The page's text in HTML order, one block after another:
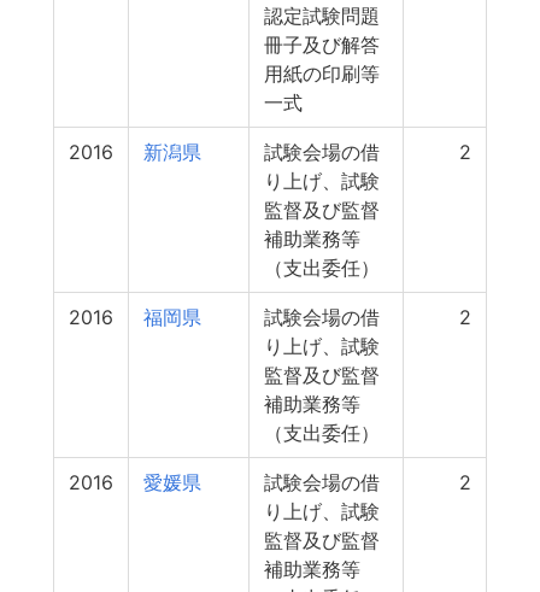
認定試験問題
冊子及び解答
用紙の印刷等
一式
2016 新潟県
試験会場の借
り上げ、試験
監督及び監督
補助業務等
（支出委任）
2
2016 福岡県
試験会場の借
り上げ、試験
監督及び監督
補助業務等
（支出委任）
2
2016 愛媛県
試験会場の借
り上げ、試験
監督及び監督
補助業務等
2